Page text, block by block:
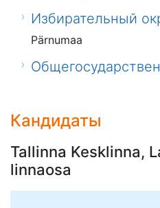
Избирательный
Pärnumaa
Кандидаты
Tallinna Kesklinna,
linnaosa